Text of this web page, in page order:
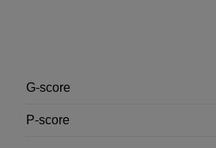
G-score
P-score